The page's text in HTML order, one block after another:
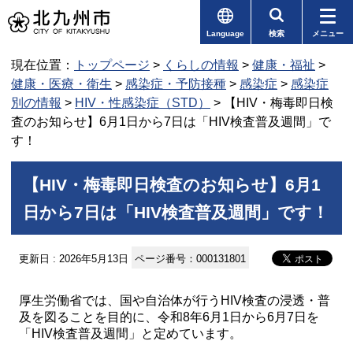
Language 検索 メニュー
現在位置： トップページ > くらしの情報 > 健康・福祉 >
健康・医療・衛生 > 感染症・予防接種 > 感染症 > 感染症
別の情報 > HIV・性感染症（STD）
> 【HIV・梅毒即日検
査のお知らせ】6月1日から7日は「HIV検査普及週間」で
す！
【HIV・梅毒即日検査のお知らせ】6月1
日から7日は「HIV検査普及週間」です！
更新日 : 2026年5月13日 ページ番号：000131801
厚生労働省では、国や自治体が行うHIV検査の浸透・普
及を図ることを目的に、令和8年6月1日から6月7日を
「HIV検査普及週間」と定めています。